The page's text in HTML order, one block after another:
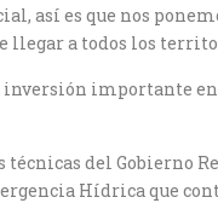
así es que nos
a todos los
inversión importante
del Gobierno
Hídrica que